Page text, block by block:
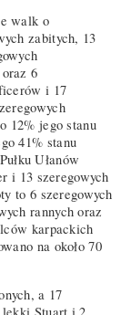
walk o
zabitych, 13
6
i 17
12% jego stanu
41% stanu
Ułanów
i 13 szeregowych
to 6 szeregowych
rannych oraz
karpackich
na około 70
a 17